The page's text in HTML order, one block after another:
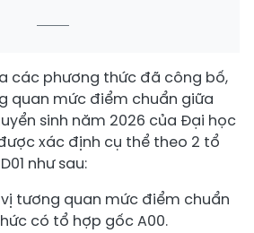
các phương thức đã công bố,
quan mức điểm chuẩn giữa
sinh năm 2026 của Đại học
xác định cụ thể theo 2 tổ
như sau:
vị tương quan mức điểm chuẩn
có tổ hợp gốc A00.